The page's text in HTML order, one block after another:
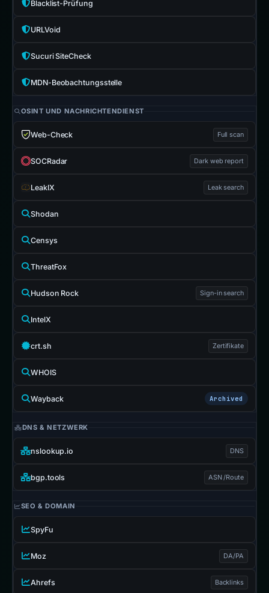
Blacklist-Prüfung
URLVoid
Sucuri SiteCheck
MDN-Beobachtungsstelle
OSINT UND NACHRICHTENDIENST
Web-Check Full scan
SOCRadar Dark web report
LeakIX Leak search
Shodan
Censys
ThreatFox
Hudson Rock Sign-in search
IntelX
crt.sh Zertifikate
WHOIS
Wayback Archived
DNS & NETZWERK
nslookup.io DNS
bgp.tools ASN /Route
SEO & DOMAIN
SpyFu
Moz DA/PA
Ahrefs Backlinks